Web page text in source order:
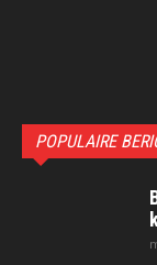
POPULAIRE